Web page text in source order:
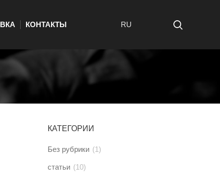
КОНТАКТЫ RU
КАТЕГОРИИ
Без рубрики (1)
статьи (10)